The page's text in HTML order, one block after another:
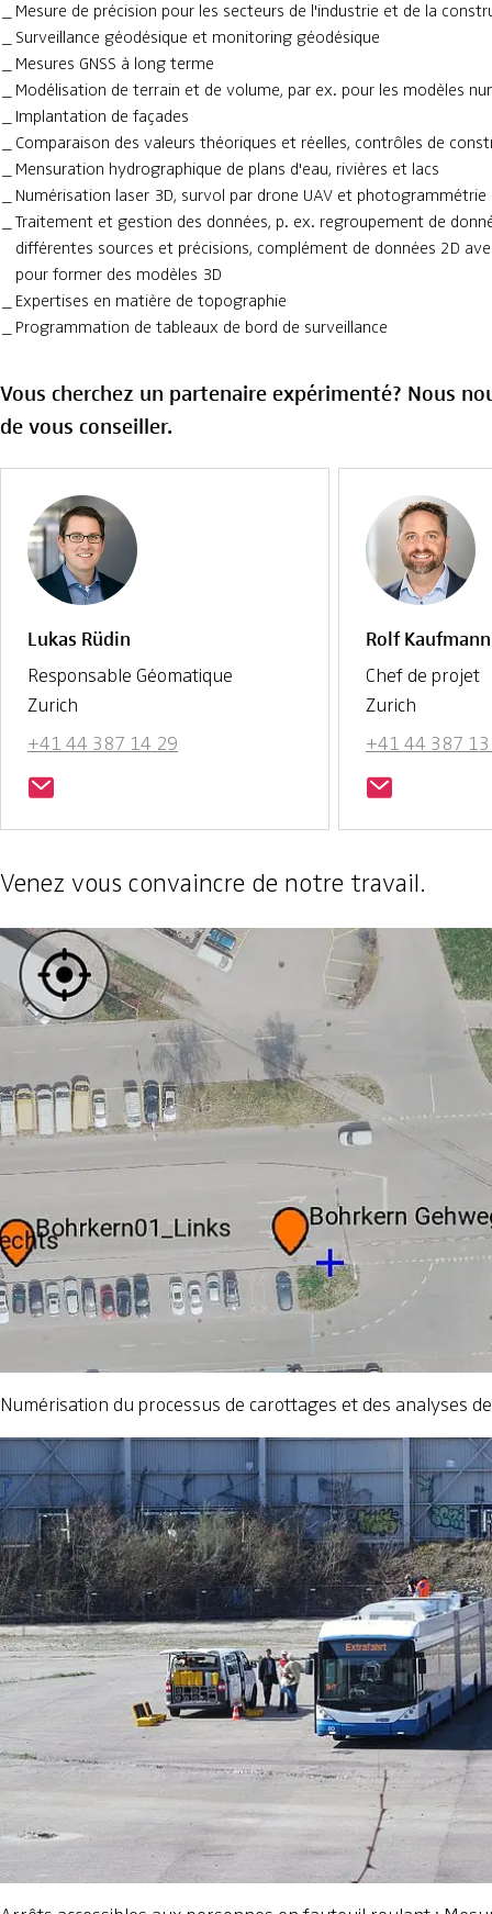
Mesure de précision pour les secteurs de l'industrie et de la
Surveillance géodésique et monitoring géodésique
Mesures GNSS à long terme
Modélisation de terrain et de volume, par ex. pour les modèles
Implantation de façades
Comparaison des valeurs théoriques et réelles, contrôles de
Mensuration hydrographique de plans d'eau, rivières et lacs
Numérisation laser 3D, survol par drone UAV et photogrammétrie
Traitement et gestion des données, p. ex. regroupement de
différentes sources et précisions, complément de données 2D
pour former des modèles 3D
Expertises en matière de topographie
Programmation de tableaux de bord de surveillance
Vous cherchez un partenaire expérimenté? Nous
de vous conseiller.
Lukas Rüdin
Responsable Géomatique
Zurich
+41 44 387 14 29
Rolf Kaufmann
Chef de projet
Zurich
+41 44 387
Venez vous convaincre de notre travail.
Numérisation du processus de carottages et des analyses